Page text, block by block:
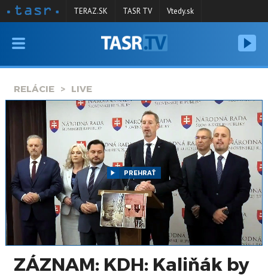
VYSIELANIE
SPRAVODAJSTVO
KONTAKT
ARCHÍV
TERAZ.SK TASR TV Vtedy.sk
RELÁCIE LIVE
PREHRAŤ
ZÁZNAM: KDH: Kaliňák by